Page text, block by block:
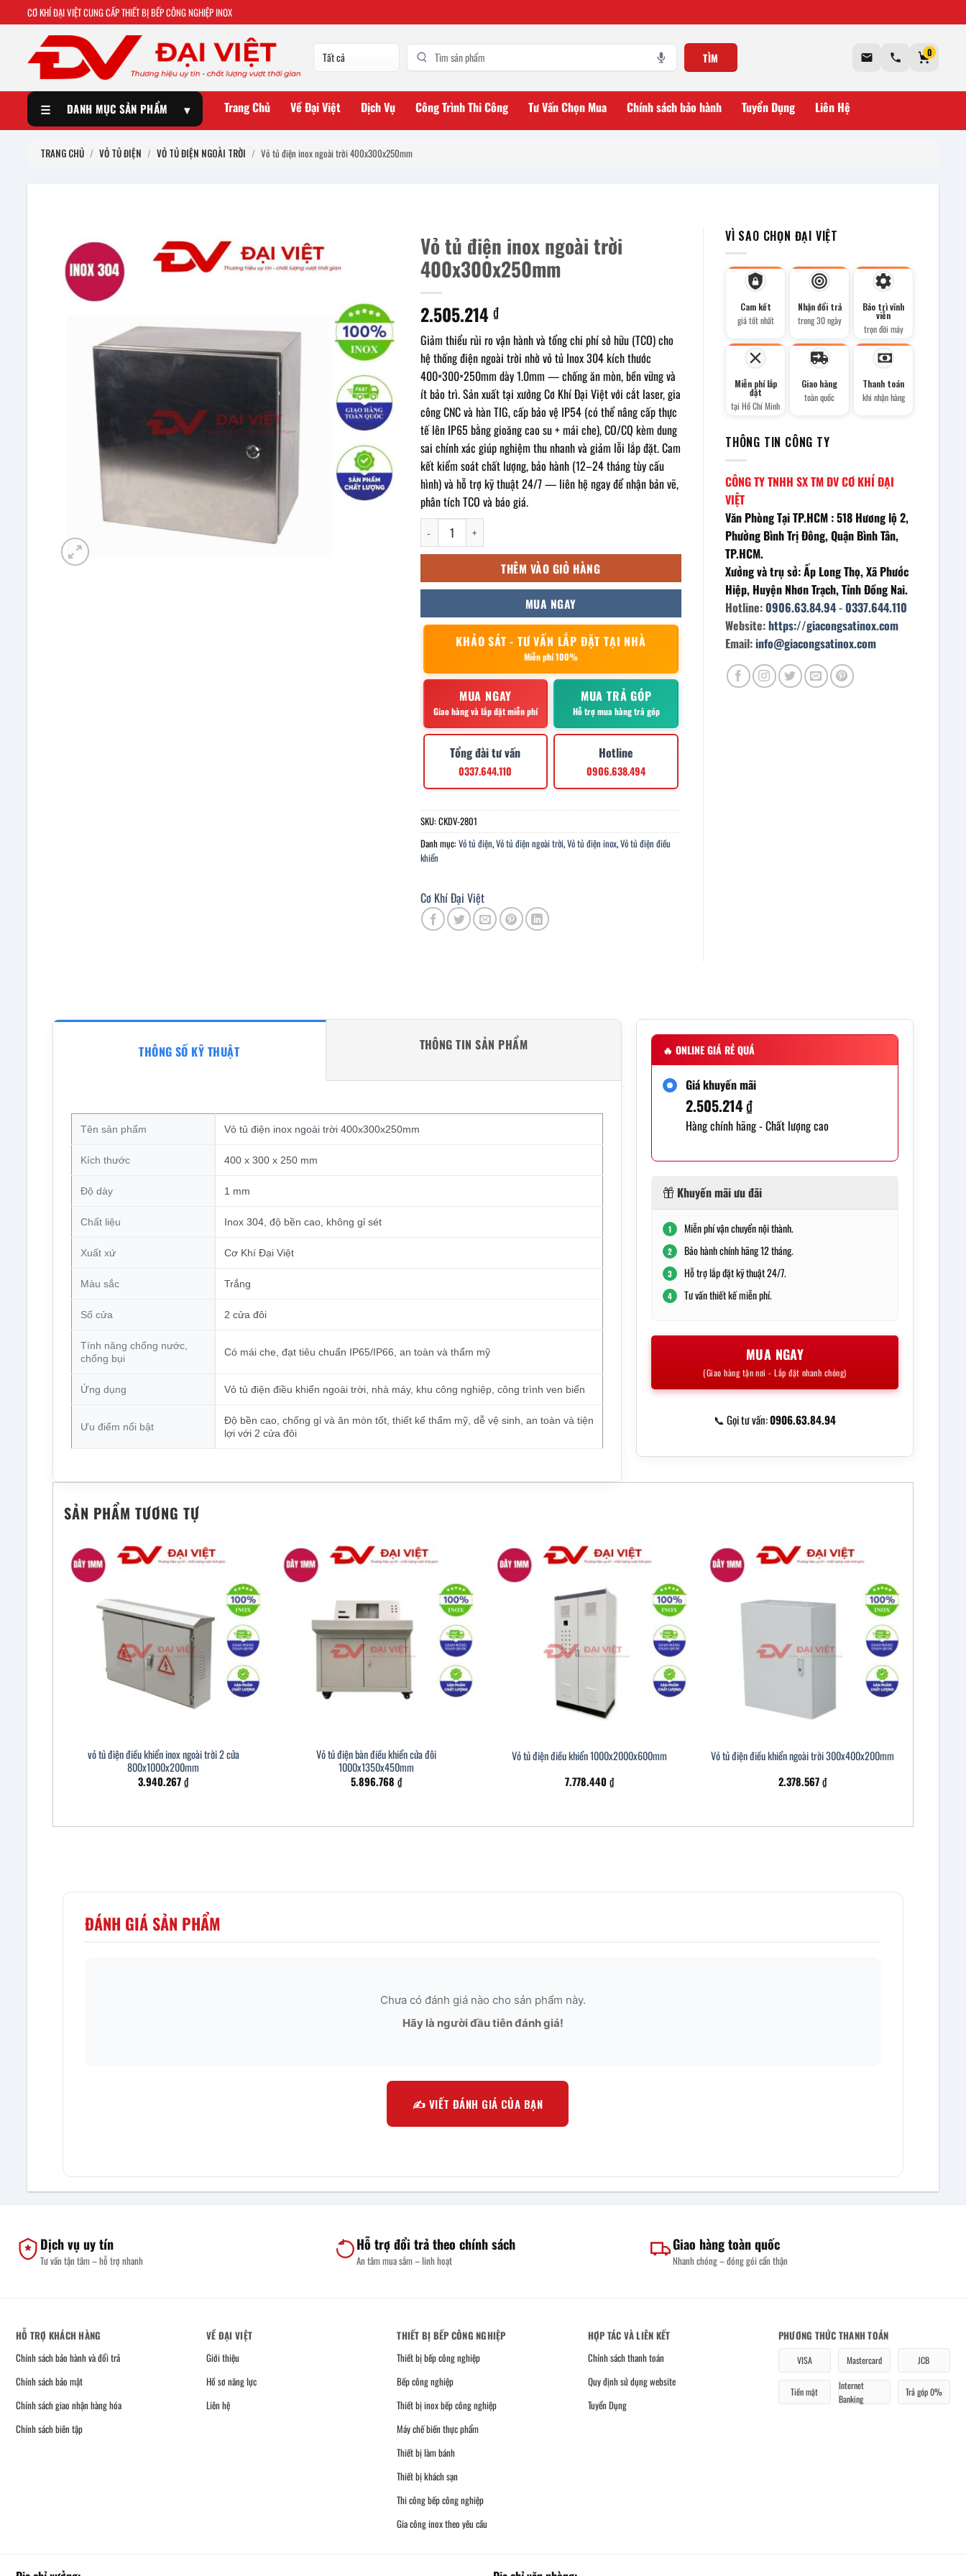
CƠ KHÍ ĐẠI VIỆT CUNG CẤP THIẾT BỊ BẾP CÔNG NGHIỆP INOX
TÌM 0
☰ DANH MỤC SẢN PHẨM ▾ Trang Chủ Về Đại Việt Dịch Vụ Công Trình Thi Công Tư Vấn Chọn Mua Chính sách bảo hành Tuyển Dụng Liên Hệ
TRANG CHỦ / VỎ TỦ ĐIỆN / VỎ TỦ ĐIỆN NGOÀI TRỜI / Vỏ tủ điện inox ngoài trời 400x300x250mm
Vỏ tủ điện inox ngoài trời
400x300x250mm
2.505.214 ₫
Giảm thiểu rủi ro vận hành và tổng chi phí sở hữu (TCO) cho
hệ thống điện ngoài trời nhờ vỏ tủ Inox 304 kích thước
400×300×250mm dày 1.0mm — chống ăn mòn, bền vững và
ít bảo trì. Sản xuất tại xưởng Cơ Khí Đại Việt với cắt laser, gia
công CNC và hàn TIG, cấp bảo vệ IP54 (có thể nâng cấp thực
tế lên IP65 bằng gioăng cao su + mái che), CO/CQ kèm dung
sai chính xác giúp nghiệm thu nhanh và giảm lỗi lắp đặt. Cam
kết kiểm soát chất lượng, bảo hành (12–24 tháng tùy cấu
hình) và hỗ trợ kỹ thuật 24/7 — liên hệ ngay để nhận bản vẽ,
phân tích TCO và báo giá.
Vỏ tủ điện inox ngoài trời 400x300x250mm số lượng
THÊM VÀO GIỎ HÀNG
MUA NGAY
KHẢO SÁT - TƯ VẤN LẮP ĐẶT TẠI NHÀ
Miễn phí 100%
MUA NGAY
Giao hàng và lắp đặt miễn phí
MUA TRẢ GÓP
Hỗ trợ mua hàng trả góp
Tổng đài tư vấn
0337.644.110
Hotline
0906.638.494
SKU:CKDV-2801
Danh mục:Vỏ tủ điện,Vỏ tủ điện ngoài trời,Vỏ tủ điện inox,Vỏ tủ điện điều
khiển
Cơ Khí Đại Việt
VÌ SAO CHỌN ĐẠI VIỆT
Cam kết
giá tốt nhất
Nhận đổi trả
trong 30 ngày
Bảo trì vĩnh
viễn
trọn đời máy
Miễn phí lắp
đặt
tại Hồ Chí Minh
Giao hàng
toàn quốc
Thanh toán
khi nhận hàng
THÔNG TIN CÔNG TY
CÔNG TY TNHH SX TM DV CƠ KHÍ ĐẠI
VIỆT
Văn Phòng Tại TP.HCM : 518 Hương lộ 2,
Phường Bình Trị Đông, Quận Bình Tân,
TP.HCM.
Xưởng và trụ sở: Ấp Long Thọ, Xã Phước
Hiệp, Huyện Nhơn Trạch, Tỉnh Đồng Nai.
Hotline:0906.63.84.94-0337.644.110
Website:https://giacongsatinox.com
Email:info@giacongsatinox.com
THÔNG SỐ KỸ THUẬT THÔNG TIN SẢN PHẨM
Tên sản phẩm Vỏ tủ điện inox ngoài trời 400x300x250mm
Kích thước 400 x 300 x 250 mm
Độ dày 1 mm
Chất liệu Inox 304, độ bền cao, không gỉ sét
Xuất xứ Cơ Khí Đại Việt
Màu sắc Trắng
Số cửa 2 cửa đôi
Tính năng chống nước,
chống bụi
Có mái che, đạt tiêu chuẩn IP65/IP66, an toàn và thẩm mỹ
Ứng dụng Vỏ tủ điện điều khiển ngoài trời, nhà máy, khu công nghiệp, công trình ven biển
Ưu điểm nổi bật
Độ bền cao, chống gỉ và ăn mòn tốt, thiết kế thẩm mỹ, dễ vệ sinh, an toàn và tiện
lợi với 2 cửa đôi
🔥 ONLINE GIÁ RẺ QUÁ
Giá khuyến mãi
2.505.214₫
Hàng chính hãng - Chất lượng cao
Khuyến mãi ưu đãi
1 Miễn phí vận chuyển nội thành.
2 Bảo hành chính hãng 12 tháng.
3 Hỗ trợ lắp đặt kỹ thuật 24/7.
4 Tư vấn thiết kế miễn phí.
MUA NGAY
(Giao hàng tận nơi - Lắp đặt nhanh chóng)
📞 Gọi tư vấn:0906.63.84.94
SẢN PHẨM TƯƠNG TỰ
vỏ tủ điện điều khiển inox ngoài trời 2 cửa
800x1000x200mm
3.940.267₫
Vỏ tủ điện bàn điều khiển cửa đôi
1000x1350x450mm
5.896.768 ₫
Vỏ tủ điện điều khiển 1000x2000x600mm
7.778.440₫
Vỏ tủ điện điều khiển ngoài trời 300x400x200mm
2.378.567₫
ĐÁNH GIÁ SẢN PHẨM
Chưa có đánh giá nào cho sản phẩm này.
Hãy là người đầu tiên đánh giá!
✍️ VIẾT ĐÁNH GIÁ CỦA BẠN
Dịch vụ uy tín
Tư vấn tận tâm – hỗ trợ nhanh
Hỗ trợ đổi trả theo chính sách
An tâm mua sắm – linh hoạt
Giao hàng toàn quốc
Nhanh chóng – đóng gói cẩn thận
HỖ TRỢ KHÁCH HÀNG
Chính sách bảo hành và đổi trả
Chính sách bảo mật
Chính sách giao nhận hàng hóa
Chính sách biên tập
VỀ ĐẠI VIỆT
Giới thiệu
Hồ sơ năng lực
Liên hệ
THIẾT BỊ BẾP CÔNG NGHIỆP
Thiết bị bếp công nghiệp
Bếp công nghiệp
Thiết bị inox bếp công nghiệp
Máy chế biến thực phẩm
Thiết bị làm bánh
Thiết bị khách sạn
Thi công bếp công nghiệp
Gia công inox theo yêu cầu
HỢP TÁC VÀ LIÊN KẾT
Chính sách thanh toán
Quy định sử dụng website
Tuyển Dụng
PHƯƠNG THỨC THANH TOÁN
VISA Mastercard JCB
Tiền mặt
Internet
Banking
Trả góp 0%